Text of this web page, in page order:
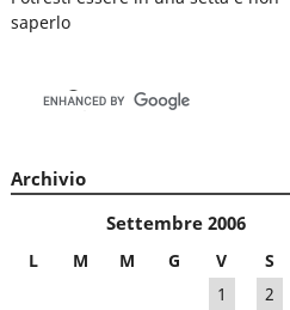
saperlo
Archivio
Settembre 2006
L M M G V S
1
2